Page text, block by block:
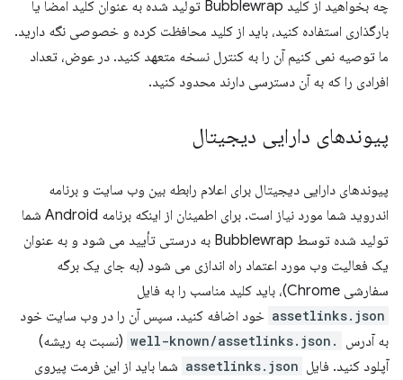
چه بخواهید از کلید Bubblewrap تولید شده به عنوان کلید امضا یا
بارگذاری استفاده کنید، باید از کلید محافظت کرده و خصوصی نگه دارید.
ما توصیه نمی کنیم آن را به کنترل نسخه متعهد کنید. در عوض، تعداد
افرادی را که به آن دسترسی دارند محدود کنید.
پیوندهای دارایی دیجیتال
پیوندهای دارایی دیجیتال برای اعلام رابطه بین وب سایت و برنامه
اندروید شما مورد نیاز است. برای اطمینان از اینکه برنامه Android شما
تولید شده توسط Bubblewrap به درستی تأیید می شود و به عنوان
یک فعالیت وب مورد اعتماد راه اندازی می شود (به جای یک برگه
سفارشی Chrome)، باید کلید مناسب را به فایل
assetlinks.json خود اضافه کنید. سپس آن را در وب سایت خود
به آدرس
.well-known/assetlinks.json
(نسبت به ریشه)
آپلود کنید. فایل assetlinks.json شما باید از این فرمت پیروی